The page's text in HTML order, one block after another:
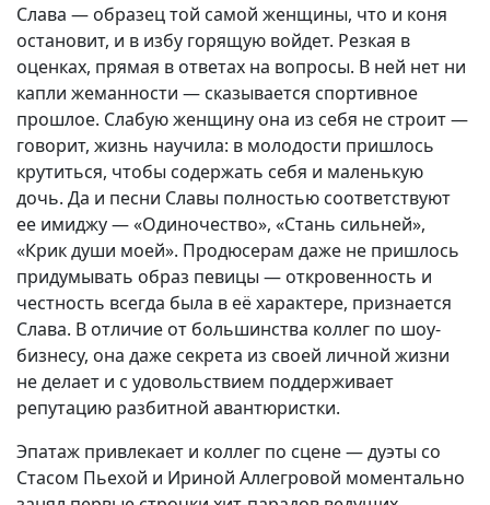
Слава — образец той самой женщины, что и коня
остановит, и в избу горящую войдет. Резкая в
оценках, прямая в ответах на вопросы. В ней нет ни
капли жеманности — сказывается спортивное
прошлое. Слабую женщину она из себя не строит —
говорит, жизнь научила: в молодости пришлось
крутиться, чтобы содержать себя и маленькую
дочь. Да и песни Славы полностью соответствуют
ее имиджу — «Одиночество», «Стань сильней»,
«Крик души моей». Продюсерам даже не пришлось
придумывать образ певицы — откровенность и
честность всегда была в её характере, признается
Слава. В отличие от большинства коллег по шоу-
бизнесу, она даже секрета из своей личной жизни
не делает и с удовольствием поддерживает
репутацию разбитной авантюристки.
Эпатаж привлекает и коллег по сцене — дуэты со
Стасом Пьехой и Ириной Аллегровой моментально